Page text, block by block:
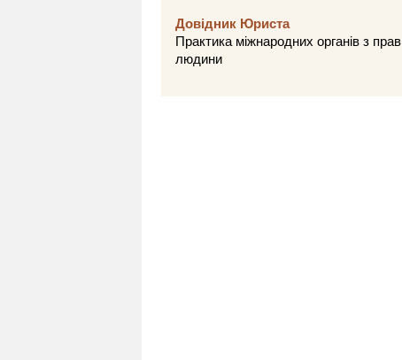
Довідник Юриста
Практика міжнародних органів з прав
людини